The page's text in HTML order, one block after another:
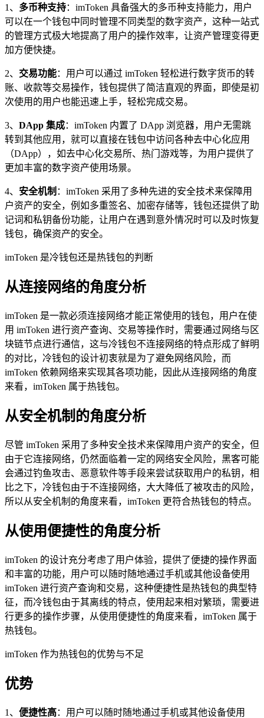
1、 多币种支持：imToken 具备强大的多币种支持能力，用户
可以在一个钱包中同时管理不同类型的数字资产，这种一站式
的管理方式极大地提高了用户的操作效率，让资产管理变得更
加方便快捷。
2、 交易功能：用户可以通过 imToken 轻松进行数字货币的转
账、收款等交易操作，钱包提供了简洁直观的界面，即使是初
次使用的用户也能迅速上手，轻松完成交易。
3、 DApp 集成：imToken 内置了 DApp 浏览器，用户无需跳
转到其他应用，就可以直接在钱包中访问各种去中心化应用
（DApp），如去中心化交易所、热门游戏等，为用户提供了
更加丰富的数字资产使用场景。
4、 安全机制 ：imToken 采用了多种先进的安全技术来保障用
户资产的安全，例如多重签名、加密存储等，钱包还提供了助
记词和私钥备份功能，让用户在遇到意外情况时可以及时恢复
钱包，确保资产的安全。
imToken 是冷钱包还是热钱包的判断
从连接网络的角度分析
imToken 是一款必须连接网络才能正常使用的钱包，用户在使
用 imToken 进行资产查询、交易等操作时，需要通过网络与区
块链节点进行通信，这与冷钱包不连接网络的特点形成了鲜明
的对比，冷钱包的设计初衷就是为了避免网络风险，而
imToken 依赖网络来实现其各项功能，因此从连接网络的角度
来看，imToken 属于热钱包。
从安全机制的角度分析
尽管 imToken 采用了多种安全技术来保障用户资产的安全，但
由于它连接网络，仍然面临着一定的网络安全风险，黑客可能
会通过钓鱼攻击、恶意软件等手段来尝试获取用户的私钥，相
比之下，冷钱包由于不连接网络，大大降低了被攻击的风险，
所以从安全机制的角度来看，imToken 更符合热钱包的特点。
从使用便捷性的角度分析
imToken 的设计充分考虑了用户体验，提供了便捷的操作界面
和丰富的功能，用户可以随时随地通过手机或其他设备使用
imToken 进行资产查询和交易，这种便捷性是热钱包的典型特
征，而冷钱包由于其离线的特点，使用起来相对繁琐，需要进
行更多的操作步骤，从使用便捷性的角度来看，imToken 属于
热钱包。
imToken 作为热钱包的优势与不足
优势
1、 便捷性高：用户可以随时随地通过手机或其他设备使用